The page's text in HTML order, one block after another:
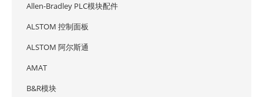
Allen-Bradley PLC模块配件
ALSTOM 控制面板
ALSTOM 阿尔斯通
AMAT
B&R模块